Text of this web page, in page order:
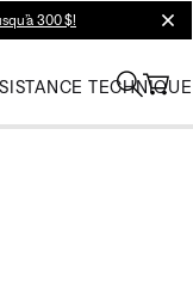
300 $!
TECHNIQUE